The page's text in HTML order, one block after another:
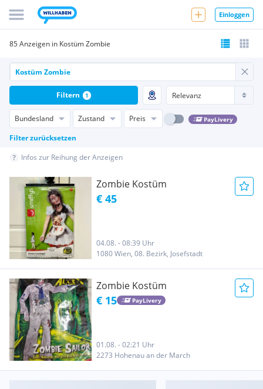
Einloggen
85 Anzeigen in Kostüm Zombie
Bundesland Zustand Preis PayLivery
Filter zurücksetzen
Filtern 1
Infos zur Reihung der Anzeigen
Zombie Kostüm
€ 45
04.08. - 08:39 Uhr
1080 Wien, 08. Bezirk, Josefstadt
Zombie Kostüm
€ 15 PayLivery
01.08. - 02:21 Uhr
2273 Hohenau an der March